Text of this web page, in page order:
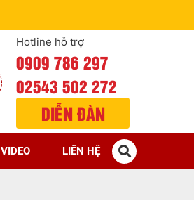
Hotline hỗ trợ
0909 786 297
02543 502 272
DIỄN ĐÀN
VIDEO LIÊN HỆ